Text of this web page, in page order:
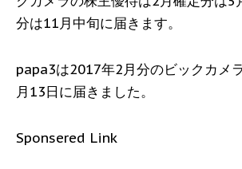
分は11月中旬に届きます。
papa3は2017年2月分のビックカメ
月13日に届きました。
Sponsered Link